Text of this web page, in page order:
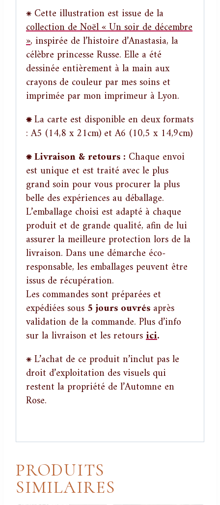
⁕ Cette illustration est issue de la
collection de Noël « Un soir de décembre
», inspirée de l’histoire d’Anastasia, la
célèbre princesse Russe. Elle a été
dessinée entièrement à la main aux
crayons de couleur par mes soins et
imprimée par mon imprimeur à Lyon.
⁕La carte est disponible en deux formats
: A5 (14,8 x 21cm) et A6 (10,5 x 14,9cm)
⁕ Livraison & retours : Chaque envoi
est unique et est traité avec le plus
grand soin pour vous procurer la plus
belle des expériences au déballage.
L’emballage choisi est adapté à chaque
produit et de grande qualité, afin de lui
assurer la meilleure protection lors de la
livraison. Dans une démarche éco-
responsable, les emballages peuvent être
issus de récupération.
Les commandes sont préparées et
expédiées sous 5 jours ouvrés après
validation de la commande. Plus d’info
sur la livraison et les retoursici.
⁕ L’achat de ce produit n’inclut pas le
droit d’exploitation des visuels qui
restent la propriété de l’Automne en
Rose.
PRODUITS
SIMILAIRES